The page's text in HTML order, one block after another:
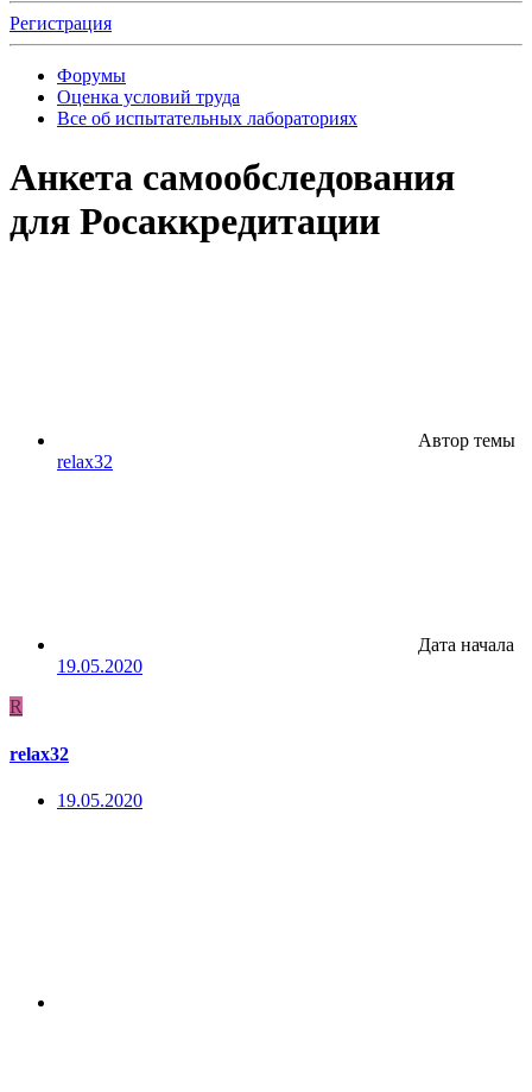
Регистрация
Форумы
Оценка условий труда
Все об испытательных лабораториях
Анкета самообследования
для Росаккредитации
Автор темы
relax32
Дата начала
19.05.2020
R
relax32
19.05.2020